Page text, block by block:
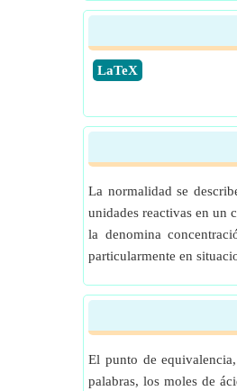
​LaTeX
La normalidad se
unidades reactivas en un
la denomina
particularmente en
El punto de
palabras, los moles de